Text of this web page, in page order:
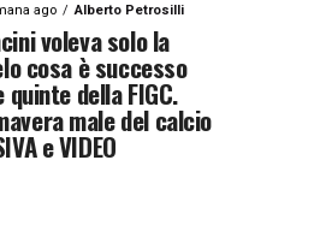
ago Alberto Petrosilli
voleva solo la
cosa è successo
della FIGC.
male del calcio
e VIDEO